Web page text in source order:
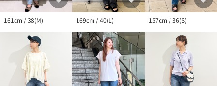
161cm / 38(M) 169cm / 40(L) 157cm / 36(S)